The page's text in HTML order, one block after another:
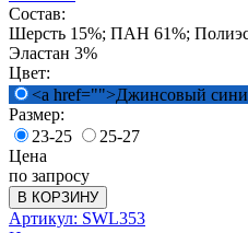
Состав:
Шерсть 15%; ПАН 61%;
Эластан 3%
Цвет:
<a href="">Джинсовый
Размер:
23-25
25-27
Цена
по запросу
В КОРЗИНУ
Артикул: SWL353